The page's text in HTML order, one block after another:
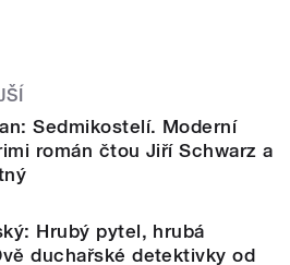
Sedmikostelí. Moderní
román čtou Jiří Schwarz a
Hrubý pytel, hrubá
duchařské detektivky od